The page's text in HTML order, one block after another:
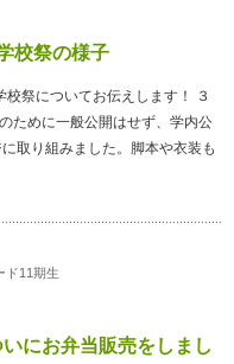
校祭の様子
祭についてお伝えします！ ３
ために一般公開はせず、学内公
取り組みました。脚本や衣装も
ド11期生
お弁当販売をしまし